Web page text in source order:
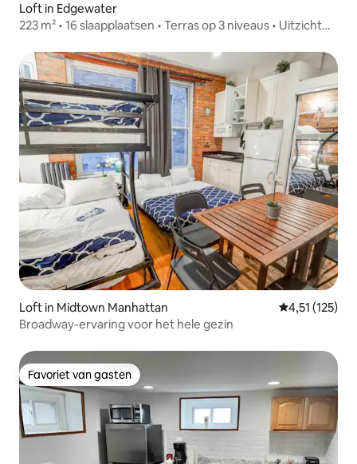
Loft in Edgewater
223 m² • 16 slaapplaatsen • Terras op 3 niveaus • Uitzicht
Loft in Midtown Manhattan Gemiddelde
4,51 (125)
Broadway-ervaring voor het hele gezin
Favoriet van gasten
Favoriet van gasten